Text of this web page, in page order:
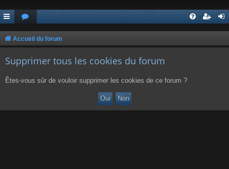
Accueil du forum
Supprimer tous les cookies du forum
Êtes-vous sûr de vouloir supprimer les cookies de ce forum ?